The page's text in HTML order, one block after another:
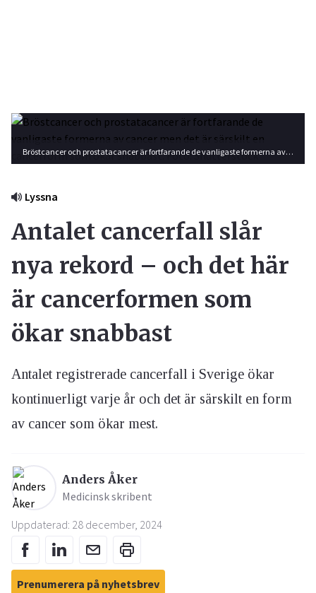
Bröstcancer och prostatacancer är fortfarande de vanligaste formerna av cancer men det är särskilt en cancerform som ökar snabbast. Foto: Shutterstock
Lyssna
Antalet cancerfall slår
nya rekord – och det här
är cancerformen som
ökar snabbast
Antalet registrerade cancerfall i Sverige ökar
kontinuerligt varje år och det är särskilt en form
av cancer som ökar mest.
Anders Åker
Medicinsk skribent
Uppdaterad: 28 december, 2024
Prenumerera på nyhetsbrev